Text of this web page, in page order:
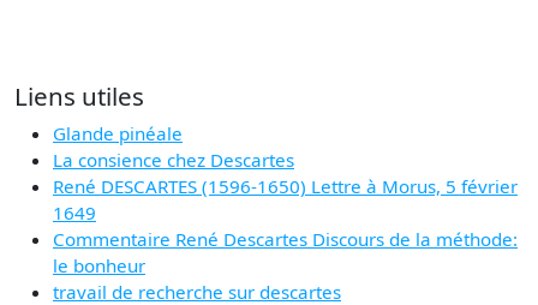
Liens utiles
Glande pinéale
La consience chez Descartes
René DESCARTES (1596-1650) Lettre à Morus, 5 février
1649
Commentaire René Descartes Discours de la méthode:
le bonheur
travail de recherche sur descartes